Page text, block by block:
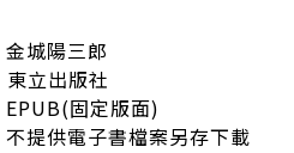
金城陽三郎
東立出版社
EPUB(固定版面)
不提供電子書檔案另存下載